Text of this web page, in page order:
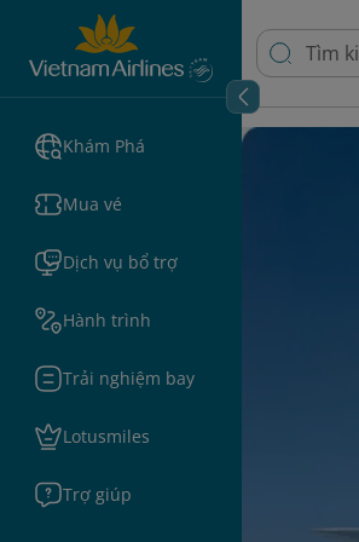
Khám Phá
Mua vé
Dịch vụ bổ trợ
Hành trình
Trải nghiệm bay
Lotusmiles
Trợ giúp